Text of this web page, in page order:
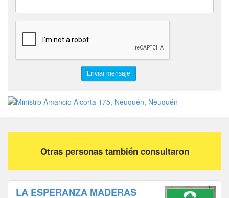
Otras personas también consultaron
LA ESPERANZA MADERAS